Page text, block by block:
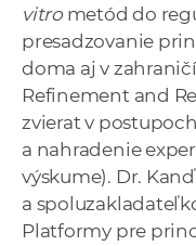
vitrometód do
presadzovanie
doma aj v
Refinement and
zvierat v
a nahradenie
výskume). Dr.
a
Platformy pre